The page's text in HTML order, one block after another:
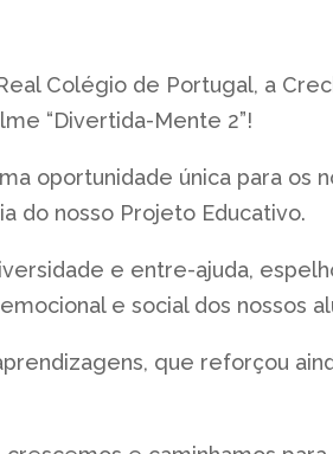
Colégio de Portugal, a
“Divertida-Mente 2”!
oportunidade única para os
do nosso Projeto Educativo.
e entre-ajuda,
e social dos nossos
que reforçou